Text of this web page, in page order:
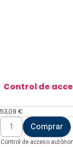
Control de
53,09 €
Control
acceso
autónomo
Comprar
Control de acceso